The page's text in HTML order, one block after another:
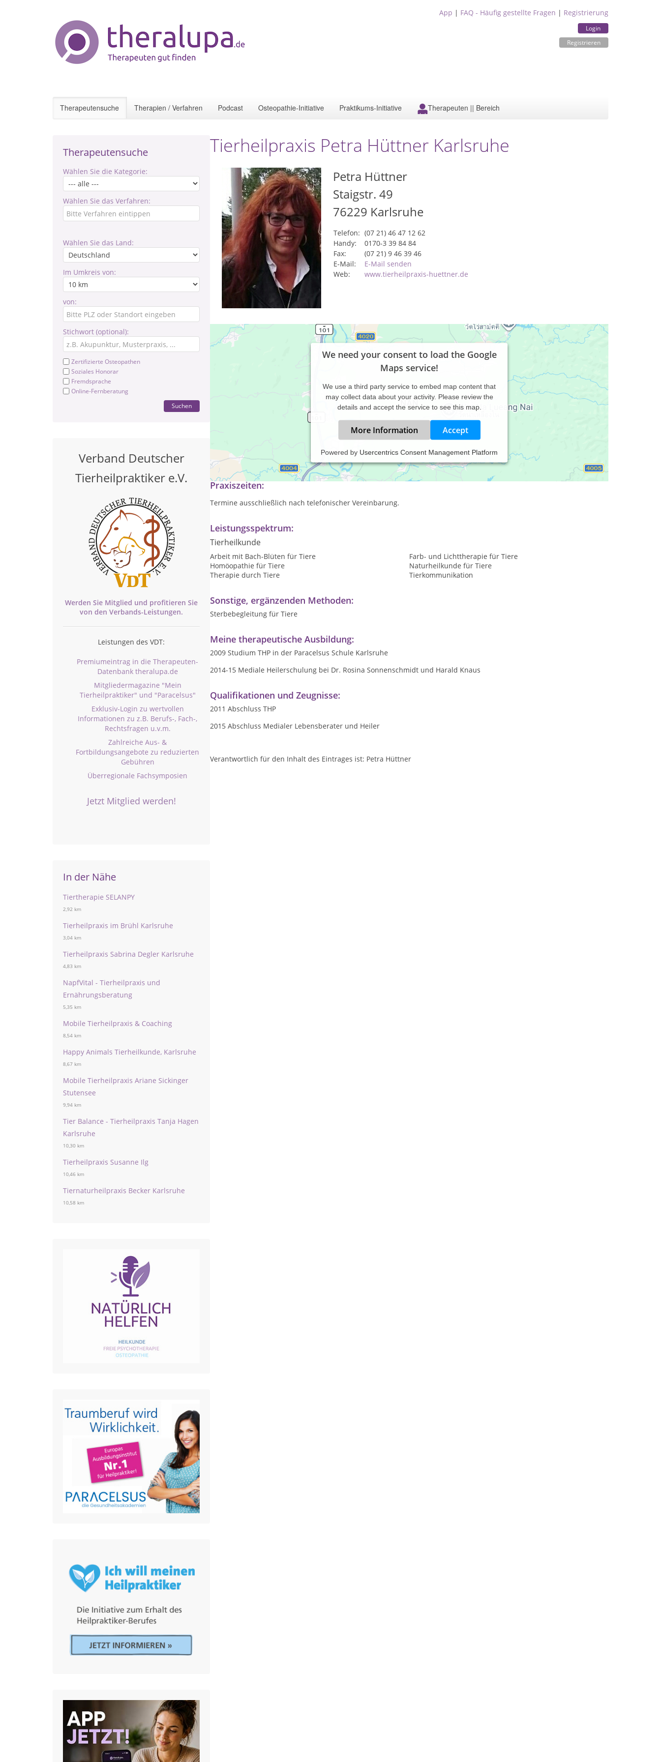
App | FAQ - Häufig gestellte Fragen | Registrierung
Login
Registrieren
Therapeutensuche Therapien / Verfahren Podcast Osteopathie-Initiative Praktikums-Initiative Therapeuten || Bereich
Therapeutensuche
Wählen Sie die Kategorie:
Wählen Sie das Verfahren:
Wählen Sie das Land:
Im Umkreis von:
von:
Stichwort (optional):
Zertifizierte Osteopathen
Soziales Honorar
Fremdsprache
Online-Fernberatung
Suchen
Verband Deutscher
Tierheilpraktiker e.V.
Werden Sie Mitglied und profitieren Sie
von den Verbands-Leistungen.
Leistungen des VDT:
Premiumeintrag in die Therapeuten-
Datenbank theralupa.de
Mitgliedermagazine "Mein
Tierheilpraktiker" und "Paracelsus"
Exklusiv-Login zu wertvollen
Informationen zu z.B. Berufs-, Fach-,
Rechtsfragen u.v.m.
Zahlreiche Aus- &
Fortbildungsangebote zu reduzierten
Gebühren
Überregionale Fachsymposien
Jetzt Mitglied werden!
In der Nähe
Tiertherapie SELANPY
2,92 km
Tierheilpraxis im Brühl Karlsruhe
3,04 km
Tierheilpraxis Sabrina Degler Karlsruhe
4,83 km
NapfVital - Tierheilpraxis und
Ernährungsberatung
5,35 km
Mobile Tierheilpraxis & Coaching
8,54 km
Happy Animals Tierheilkunde, Karlsruhe
8,67 km
Mobile Tierheilpraxis Ariane Sickinger
Stutensee
9,94 km
Tier Balance - Tierheilpraxis Tanja Hagen
Karlsruhe
10,30 km
Tierheilpraxis Susanne Ilg
10,46 km
Tiernaturheilpraxis Becker Karlsruhe
10,58 km
Tierheilpraxis Petra Hüttner Karlsruhe
Petra Hüttner
Staigstr. 49
76229 Karlsruhe
Telefon: (07 21) 46 47 12 62
Handy:
0170-3 39 84 84
Fax:
(07 21) 9 46 39 46
E-Mail:
E-Mail senden
Web:
www.tierheilpraxis-huettner.de
We need your consent to load the Google
Maps service!
We use a third party service to embed map content that
may collect data about your activity. Please review the
details and accept the service to see this map.
More Information Accept
Powered by Usercentrics Consent Management Platform
Haus- und Stallbesuche
Praxiszeiten:
Termine ausschließlich nach telefonischer Vereinbarung.
Leistungsspektrum:
Tierheilkunde
Arbeit mit Bach-Blüten für Tiere
Farb- und Lichttherapie für Tiere
Homöopathie für Tiere
Naturheilkunde für Tiere
Therapie durch Tiere
Tierkommunikation
Sonstige, ergänzenden Methoden:
Sterbebegleitung für Tiere
Meine therapeutische Ausbildung:
2009 Studium THP in der Paracelsus Schule Karlsruhe
2014-15 Mediale Heilerschulung bei Dr. Rosina Sonnenschmidt und Harald Knaus
Qualifikationen und Zeugnisse:
2011 Abschluss THP
2015 Abschluss Medialer Lebensberater und Heiler
Verantwortlich für den Inhalt des Eintrages ist: Petra Hüttner